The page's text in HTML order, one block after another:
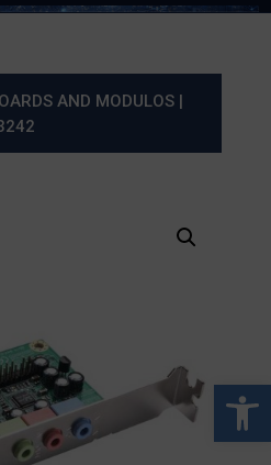
Abrir
AND MODULOS|